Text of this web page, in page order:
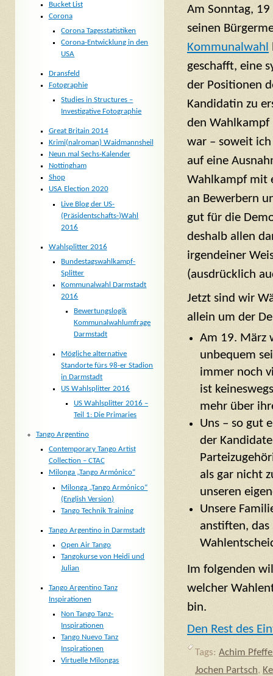
Am Sonntag,
seinen
Kommunalwahl
geschafft, eine
der Positionen
Kandidatin zu
den
war – soweit
auf eine
Wahlkampf mit
an Bewerbern
gut für die
deshalb allen
irgendeiner
(ausdrücklich
Jetzt sind wir
allein um der
Am 19. März
unbequem
immer noch
ist
mehr über
Uns – so gut
der
als gar nicht
unseren
Unsere
anstiften, das
Im folgenden
welcher
bin.
Den Rest des
Tags: Achim
Jochen Partsch,
Bucket List
Corona
Corona Tagesstatistiken
Corona-Entwicklung in den
USA
Dransfeld
Fotographie
Studies in Structures –
Investigative Fotographie
Great Britain 2014
Krimi(nalroman) Waidmannsheil
Neun mal Sechs-Kalender
Nottingham
Shop
USA Election 2020
Live Blog der US-
(Präsidentschafts-)Wahl
2016
Wahlsplitter 2016
Bundestagswahlkampf-
Splitter
Kommunalwahl Darmstadt
2016
Bewertungslogik
Kommunalwahlumfrage
Darmstadt
Mögliche alternative
Standorte fürs 98-er Stadion
in Darmstadt
US Wahlsplitter 2016
US Wahlsplitter 2016 –
Teil 1: Die Primaries
Tango Argentino
Contemporary Tango Artist
Collection – CTAC
Milonga „Tango Armónico“
Milonga „Tango Armónico“
(English Version)
Tango Technik Training
Tango Argentino in Darmstadt
Open Air Tango
Tangokurse von Heidi und
Julian
Tango Argentino Tanz
Inspirationen
Non Tango Tanz-
Inspirationen
Tango Nuevo Tanz
Inspirationen
Virtuelle Milongas